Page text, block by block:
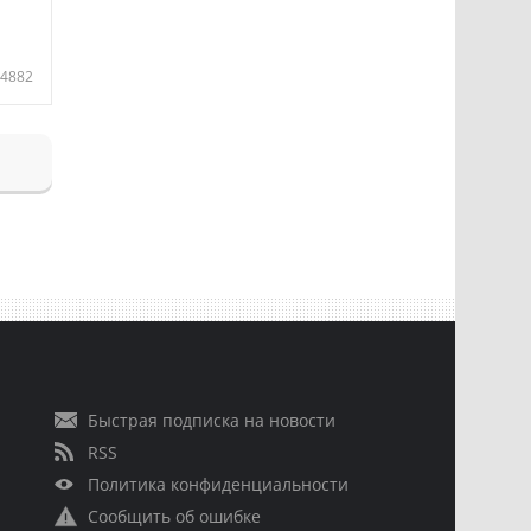
4882
Быстрая подписка на новости
RSS
Политика конфиденциальности
Сообщить об ошибке